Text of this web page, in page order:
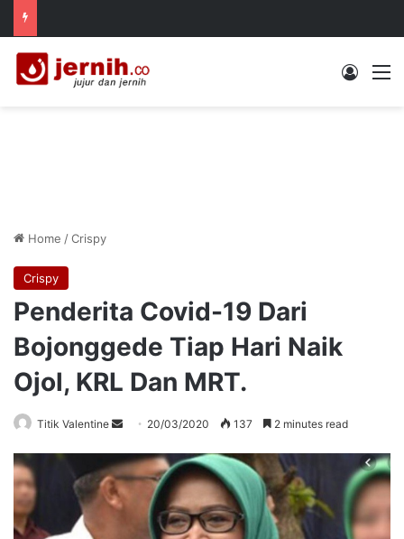
Log In
Home /Crispy
Crispy
Penderita Covid-19 Dari
Bojonggede Tiap Hari Naik
Ojol, KRL Dan MRT.
Titik Valentine
Send
email
20/03/2020 137 2 minutes read